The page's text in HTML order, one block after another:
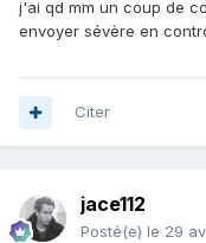
j'ai qd mm un coup de
envoyer sévère en
Citer
jace112
Posté(e) le 29